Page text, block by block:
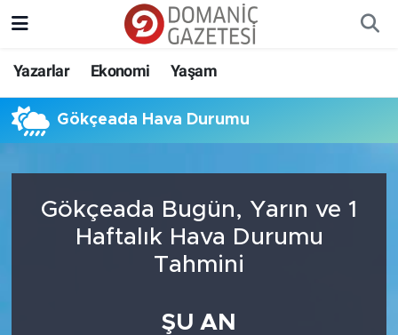
Yazarlar Ekonomi Yaşam
Gökçeada Hava Durumu
Gökçeada Bugün, Yarın ve 1
Haftalık Hava Durumu
Tahmini
ŞU AN